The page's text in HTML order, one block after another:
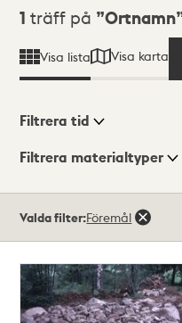
Sökresultat
1 träff på Ortnamn
Visa lista Visa karta
Visningsläge
Filtrera tid
Filtrera materialtyper
träffar
Valda filter:Föremål